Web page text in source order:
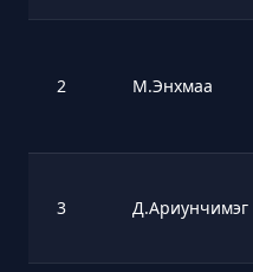
2 М.Энхмаа
3 Д.Ариунчимэг